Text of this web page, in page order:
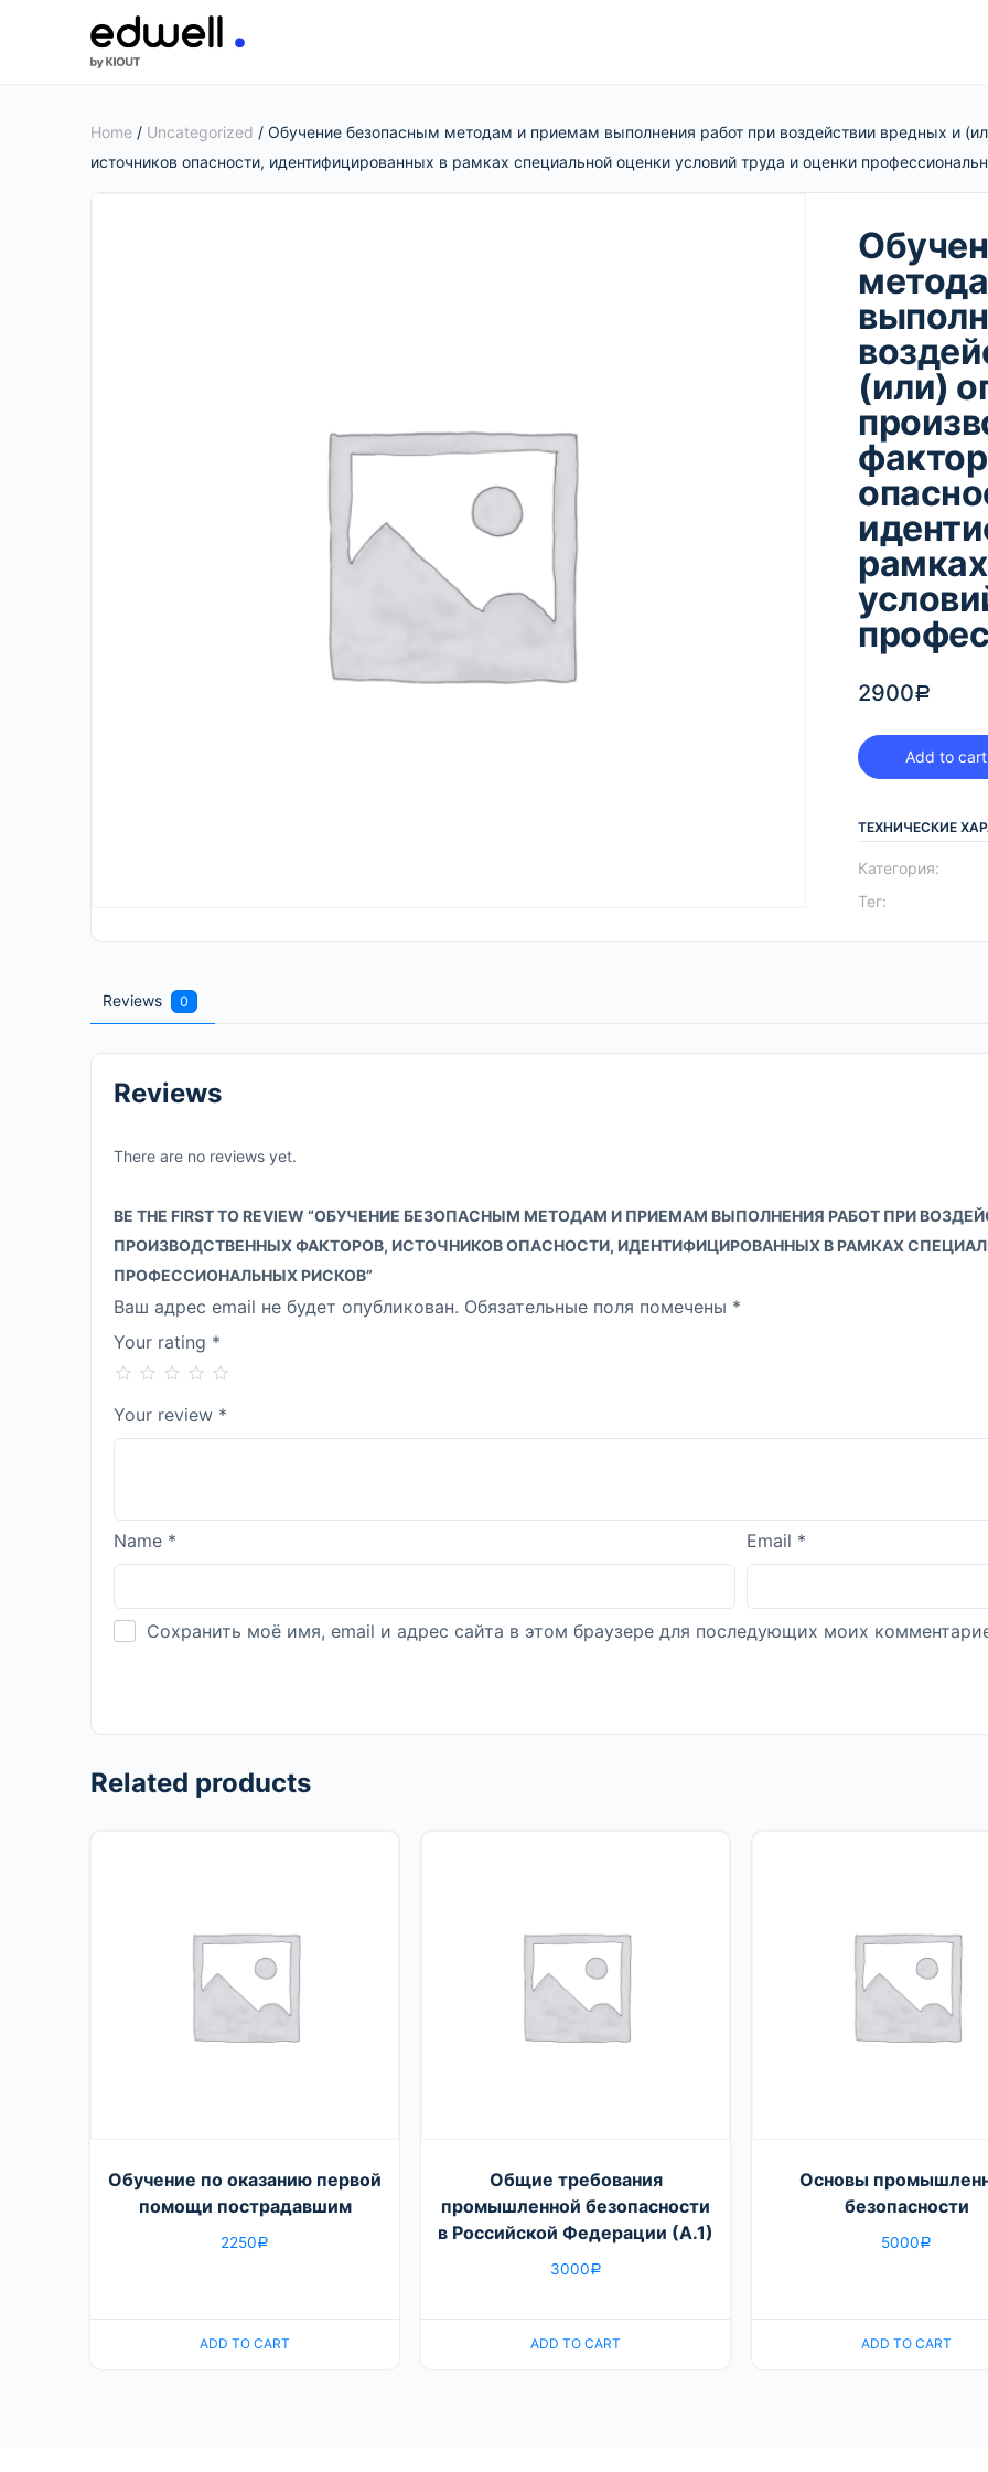
Home / Uncategorized / Обучение безопасным методам и приемам выполнения работ при воздействии вредных и
источников опасности, идентифицированных в рамках специальной оценки условий труда и оценки
(или)
2900Р
Add to cart
ТЕХНИЧЕСКИЕ
Категория:
Тег:
Reviews 0
Reviews
There are no reviews yet.
BE THE FIRST TO REVIEW “ОБУЧЕНИЕ БЕЗОПАСНЫМ МЕТОДАМ И ПРИЕМАМ ВЫПОЛНЕНИЯ РАБОТ ПРИ
ПРОИЗВОДСТВЕННЫХ ФАКТОРОВ, ИСТОЧНИКОВ ОПАСНОСТИ, ИДЕНТИФИЦИРОВАННЫХ В РАМКАХ
ПРОФЕССИОНАЛЬНЫХ РИСКОВ”
Ваш адрес email не будет опубликован. Обязательные поля помечены *
Your rating *
Your review *
Name * Email *
Сохранить моё имя, email и адрес сайта в этом браузере для последующих моих
Related products
Обучение по оказанию первой
помощи пострадавшим
2250 Р
ADD TO CART
Общие требования
промышленной безопасности
в Российской Федерации (А.1)
3000 Р
ADD TO CART
Основы
безопасности
5000 Р
ADD TO CART